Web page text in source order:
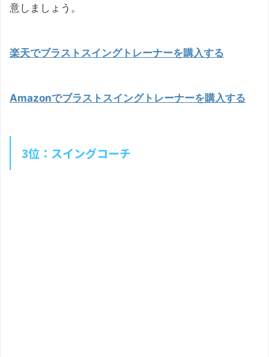
意しましょう。
楽天でブラストスイングトレーナーを購入する
Amazonでブラストスイングトレーナーを購入する
3位：スイングコーチ